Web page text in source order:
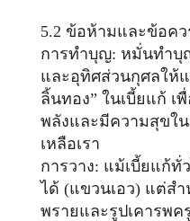
5.2 ข้อห้ามและข้อค
การทำบุญ: หมั่นทำบุ
และอุทิศส่วนกุศลให้
ลิ้นทอง” ในเบี้ยแก้ เ
พลังและมีความสุขใ
เหลือเรา
การวาง: แม้เบี้ยแก้ทั่
ได้ (แขวนเอว) แต่ส
พรายและรูปเคารพค